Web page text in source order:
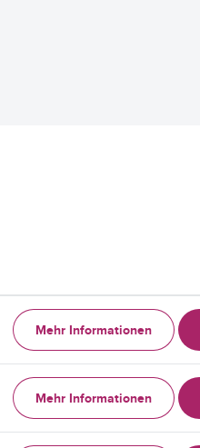
Mehr Informationen
Mehr Informationen